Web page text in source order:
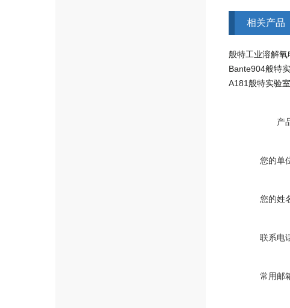
相关产品
般特工业溶解氧
A181般特实验
产
您的单
您的姓
联系电
常用邮